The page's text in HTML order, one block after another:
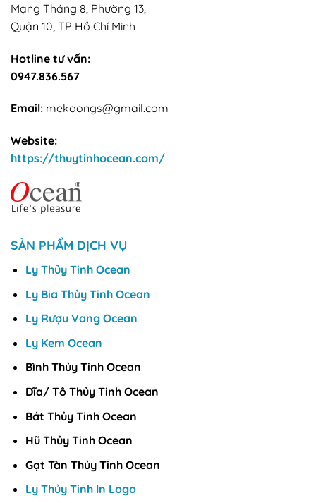
Mạng Tháng 8, Phường 13,
Quận 10, TP Hồ Chí Minh
Hotline tư vấn:
0947.836.567
Email: mekoongs@gmail.com
Website:
https://thuytinhocean.com/
SẢN PHẨM DỊCH VỤ
Ly Thủy Tinh Ocean
Ly Bia Thủy Tinh Ocean
Ly Rượu Vang Ocean
Ly Kem Ocean
Bình Thủy Tinh Ocean
Dĩa/ Tô Thủy Tinh Ocean
Bát Thủy Tinh Ocean
Hũ Thủy Tinh Ocean
Gạt Tàn Thủy Tinh Ocean
Ly Thủy Tinh In Logo